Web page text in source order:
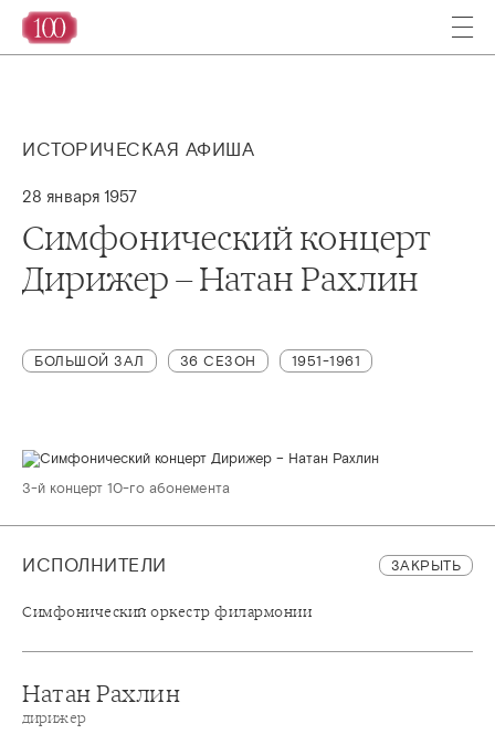
ИСТОРИЧЕСКАЯ АФИША
28 января 1957
Симфонический концерт
Дирижер – Натан Рахлин
БОЛЬШОЙ ЗАЛ 36 СЕЗОН 1951-1961
3-й концерт 10-го абонемента
ИСПОЛНИТЕЛИ ЗАКРЫТЬ
Симфонический оркестр филармонии
Натан Рахлин
дирижер